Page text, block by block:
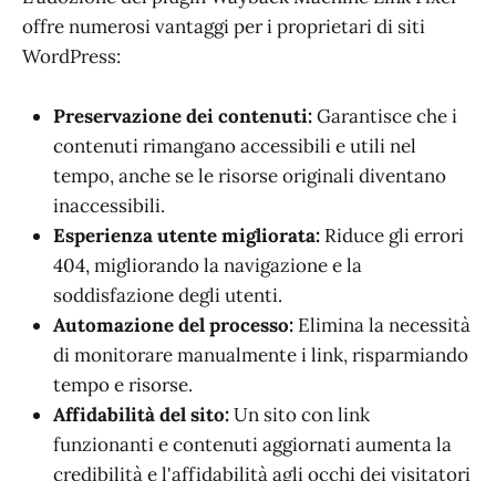
offre numerosi vantaggi per i proprietari di siti
WordPress:
Preservazione dei contenuti:Garantisce che i
contenuti rimangano accessibili e utili nel
tempo, anche se le risorse originali diventano
inaccessibili.
Esperienza utente migliorata: Riduce gli errori
404, migliorando la navigazione e la
soddisfazione degli utenti.
Automazione del processo: Elimina la necessità
di monitorare manualmente i link, risparmiando
tempo e risorse.
Affidabilità del sito:Un sito con link
funzionanti e contenuti aggiornati aumenta la
credibilità e l'affidabilità agli occhi dei visitatori